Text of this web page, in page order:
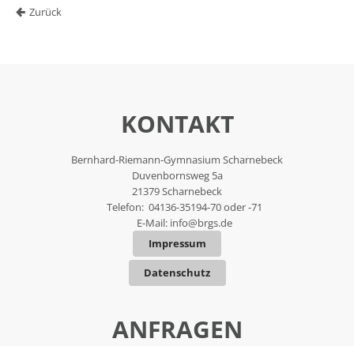
Zurück
KONTAKT
Bernhard-Riemann-Gymnasium Scharnebeck
Duvenbornsweg 5a
21379 Scharnebeck
Telefon: 04136-35194-70 oder -71
E-Mail: info@brgs.de
Impressum
Datenschutz
ANFRAGEN